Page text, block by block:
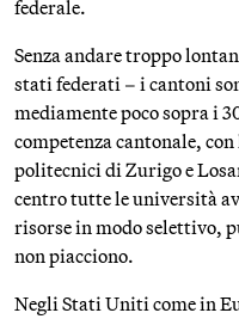
federale.
Senza andare troppo
stati federati – i cantoni
mediamente poco sopra i
competenza cantonale,
politecnici di Zurigo e
centro tutte le università
risorse in modo selettivo,
non piacciono.
Negli Stati Uniti come in